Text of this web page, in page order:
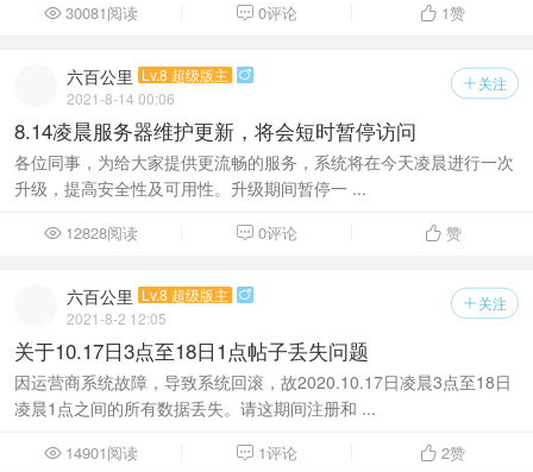
30081阅读  0评论  1赞
 关注
六百公里 Lv.8 超级版主 
2021-8-14 00:06
8.14凌晨服务器维护更新，将会短时暂停访问
各位同事，为给大家提供更流畅的服务，系统将在今天凌晨进行一次
升级，提高安全性及可用性。升级期间暂停一 ...
 12828阅读  0评论  赞
 关注
六百公里 Lv.8 超级版主 
2021-8-2 12:05
关于10.17日3点至18日1点帖子丢失问题
因运营商系统故障，导致系统回滚，故2020.10.17日凌晨3点至18日
凌晨1点之间的所有数据丢失。请这期间注册和 ...
 14901阅读  1评论  2赞